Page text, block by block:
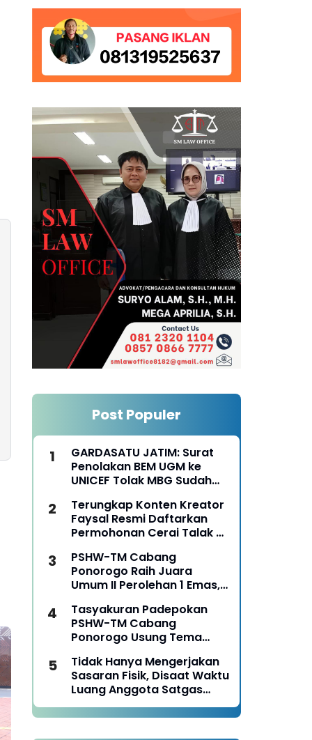
Post Populer
GARDASATU JATIM: Surat
Penolakan BEM UGM ke
UNICEF Tolak MBG Sudah
Terungkap Konten Kreator
Faysal Resmi Daftarkan
Permohonan Cerai Talak Di
Ponorogo
PSHW-TM Cabang
Ponorogo Raih Juara
Umum II Perolehan 1 Emas,
pada Kejurkab IPSI
Ponorogo Tahun 2026
Tasyakuran Padepokan
PSHW-TM Cabang
Ponorogo Usung Tema
Persaudaraan, Berkarya
dengan Keikhlasan dan
Mengabdi dengan
Tanggungjawab
Tidak Hanya Mengerjakan
Sasaran Fisik, Disaat Waktu
Luang Anggota Satgas
TMMD Ke-129 Juga Turun
Tangan Bantu Warga